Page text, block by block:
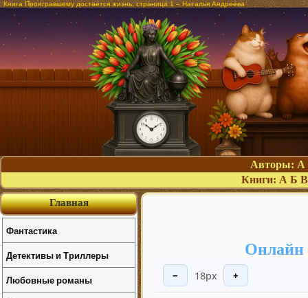
Книга Проигравшему достается жизнь, страница 1 – Наталья Андреева
Авторы: А
Книги: А Б В
Онлайн
− 18px +
Главная
Фантастика
Детективы и Триллеры
Любовные романы